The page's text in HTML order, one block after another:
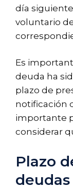
día
voluntario
Es
deuda ha
plazo de
notificación
importante
considerar
Plazo